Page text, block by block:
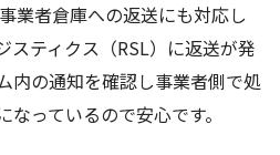
業者倉庫への返送にも対応し
スティクス（RSL）に返送が発
内の通知を確認し事業者側で処
っているので安心です。